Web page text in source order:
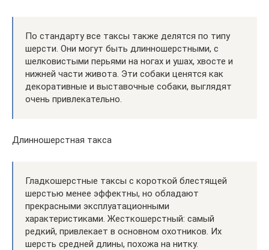
По стандарту все таксы также делятся по типу
шерсти. Они могут быть длинношерстными, с
шелковистыми перьями на ногах и ушах, хвосте и
нижней части живота. Эти собаки ценятся как
декоративные и выставочные собаки, выглядят
очень привлекательно.
Длинношерстная такса
Гладкошерстные таксы с короткой блестящей
шерстью менее эффектны, но обладают
прекрасными эксплуатационными
характеристиками. Жесткошерстный: самый
редкий, привлекает в основном охотников. Их
шерсть средней длины, похожа на нитку.